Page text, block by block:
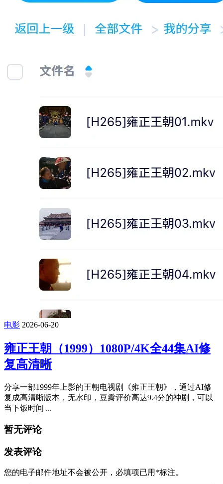
电影 2026-06-20
雍正王朝（1999）1080P/4K全44集AI修
复高清晰
分享一部1999年上影的王朝电视剧《雍正王朝》，通过AI修
复成高清晰版本，无水印，豆瓣评价高达9.4分的神剧，可以
当下饭时间 ...
暂无评论
发表评论
您的电子邮件地址不会被公开， 必填项已用 *标注。